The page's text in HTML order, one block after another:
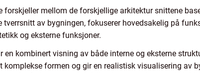
forskjeller mellom de forskjellige arkitektur snittene
tverrsnitt av bygningen, fokuserer hovedsakelig på
og eksterne funksjoner.
en kombinert visning av både interne og eksterne
komplekse formen og gir en realistisk visualisering